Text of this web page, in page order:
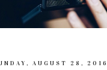
AUGUST 28, 2016